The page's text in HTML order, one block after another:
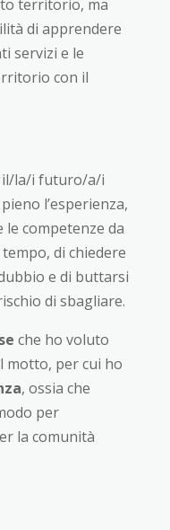
territorio, ma
di apprendere
servizi e le
con il
la/i futuro/a/i
l’esperienza,
competenze da
di chiedere
e di buttarsi
di sbagliare.
che ho voluto
motto, per cui ho
, ossia che
per
la comunità